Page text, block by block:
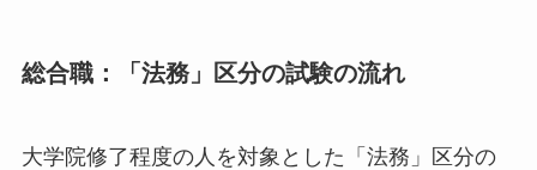
総合職：「法務」区分の試験の流れ
大学院修了程度の人を対象とした「法務」区分の